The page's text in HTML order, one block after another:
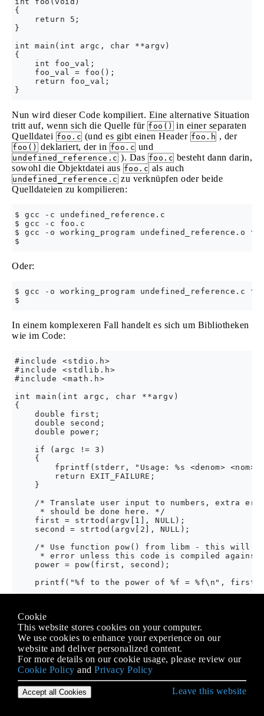
{
    return 5;
}
int main(int argc, char **argv)
{
    int foo_val;
    foo_val = foo();
    return foo_val;
Nun wird dieser Code kompiliert. Eine alternative Situation
tritt auf, wenn sich die Quelle für foo() in einer separaten
Quelldatei foo.c (und es gibt einen Header foo.h , der
foo() deklariert, der in foo.c und
undefined_reference.c ). Das foo.c besteht dann darin,
sowohl die Objektdatei aus foo.c als auch
undefined_reference.c zu verknüpfen oder beide
Quelldateien zu kompilieren:
$ gcc -c undefined_reference.c
$ gcc -c foo.c
$ gcc -o working_program undefined_reference.o
Oder:
$ gcc -o working_program undefined_reference.c
In einem komplexeren Fall handelt es sich um Bibliotheken
wie im Code:
#include <stdio.h>
#include <stdlib.h>
#include <math.h>
int main(int argc, char **argv)
{
    double first;
    double second;
    double power;
    if (argc != 3)
    {
fprintf(stderr, "Usage: %s <denom>
        return EXIT_FAILURE;
    }
/* Translate user input to numbers, extra
     * should be done here. */
    first = strtod(argv[1], NULL);
    second = strtod(argv[2], NULL);
/* Use function pow() from libm - this will
* error unless this code is compiled against
    power = pow(first, second);
printf("%f to the power of %f = %f\n", first,
Der Code ist syntaktisch korrekt. Deklaration für pow()
existiert von #include <math.h> . Wir versuchen also zu
kompilieren und zu verknüpfen, erhalten jedoch einen
Fehler wie #include <math.h>:
$ gcc no_library_in_link.c -o no_library_in_link
/tmp/ccduQQqA.o: In function `main':
Cookie
This website stores cookies on your computer.
We use cookies to enhance your experience on our
website and deliver personalized content.
For more details on our cookie usage, please review our
Cookie Policy and Privacy Policy
Accept all Cookies Leave this website